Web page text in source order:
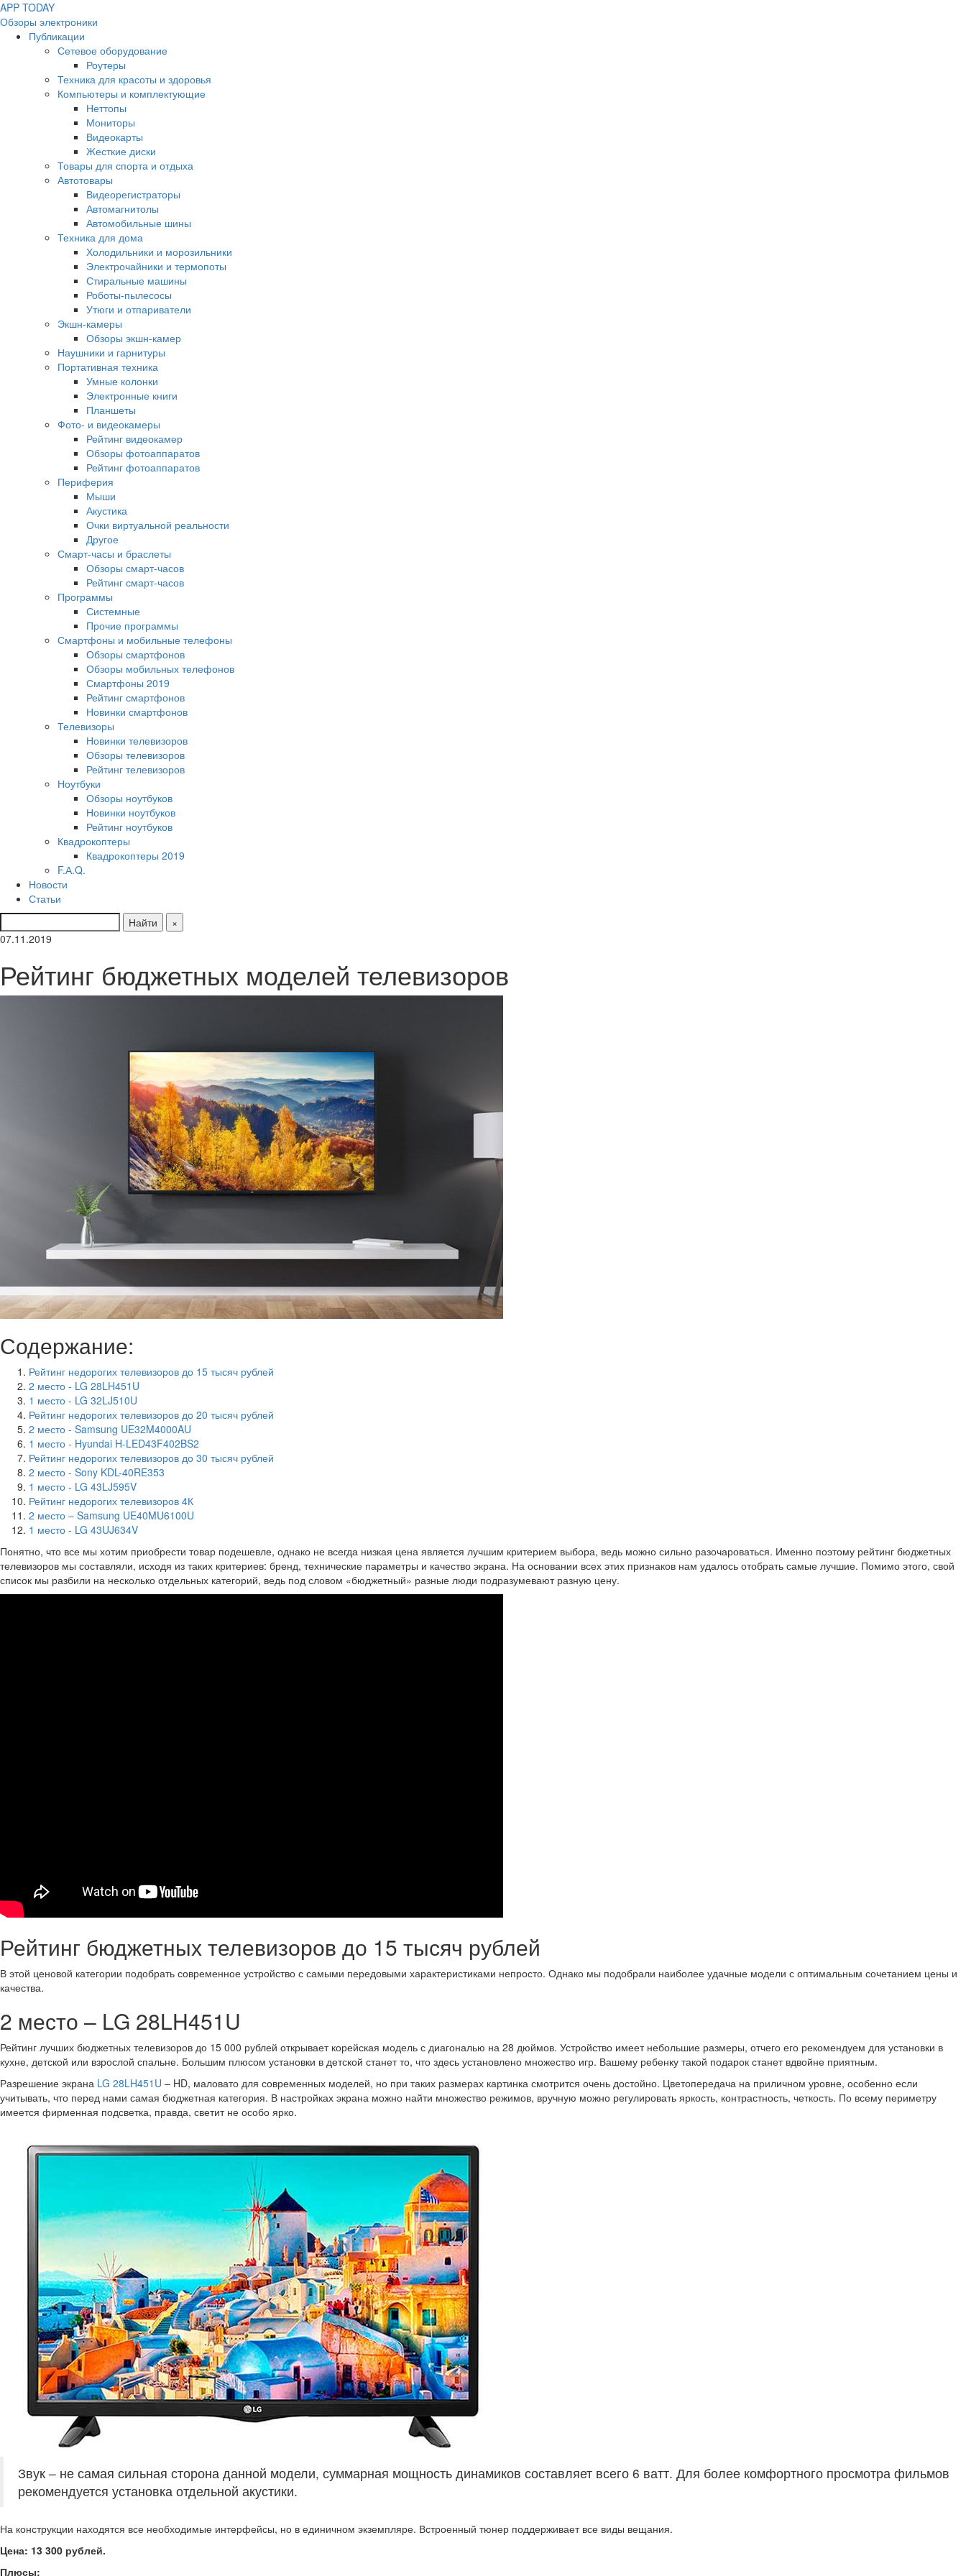
APP TODAY
Обзоры электроники
Публикации
Сетевое оборудование
Роутеры
Техника для красоты и здоровья
Компьютеры и комплектующие
Неттопы
Мониторы
Видеокарты
Жесткие диски
Товары для спорта и отдыха
Автотовары
Видеорегистраторы
Автомагнитолы
Автомобильные шины
Техника для дома
Холодильники и морозильники
Электрочайники и термопоты
Стиральные машины
Роботы-пылесосы
Утюги и отпариватели
Экшн-камеры
Обзоры экшн-камер
Наушники и гарнитуры
Портативная техника
Умные колонки
Электронные книги
Планшеты
Фото- и видеокамеры
Рейтинг видеокамер
Обзоры фотоаппаратов
Рейтинг фотоаппаратов
Периферия
Мыши
Акустика
Очки виртуальной реальности
Другое
Смарт-часы и браслеты
Обзоры смарт-часов
Рейтинг смарт-часов
Программы
Системные
Прочие программы
Смартфоны и мобильные телефоны
Обзоры смартфонов
Обзоры мобильных телефонов
Смартфоны 2019
Рейтинг смартфонов
Новинки смартфонов
Телевизоры
Новинки телевизоров
Обзоры телевизоров
Рейтинг телевизоров
Ноутбуки
Обзоры ноутбуков
Новинки ноутбуков
Рейтинг ноутбуков
Квадрокоптеры
Квадрокоптеры 2019
F.А.Q.
Новости
Статьи
Найти
×
07.11.2019
Рейтинг бюджетных моделей телевизоров
Содержание:
Рейтинг недорогих телевизоров до 15 тысяч рублей
2 место - LG 28LH451U
1 место - LG 32LJ510U
Рейтинг недорогих телевизоров до 20 тысяч рублей
2 место - Samsung UE32M4000AU
1 место - Hyundai H-LED43F402BS2
Рейтинг недорогих телевизоров до 30 тысяч рублей
2 место - Sony KDL-40RE353
1 место - LG 43LJ595V
Рейтинг недорогих телевизоров 4К
2 место – Samsung UE40MU6100U
1 место - LG 43UJ634V
Понятно, что все мы хотим приобрести товар подешевле, однако не всегда низкая цена является лучшим критерием выбора, ведь можно сильно разочароваться. Именно поэтому рейтинг бюджетных
телевизоров мы составляли, исходя из таких критериев: бренд, технические параметры и качество экрана. На основании всех этих признаков нам удалось отобрать самые лучшие. Помимо этого, свой
список мы разбили на несколько отдельных категорий, ведь под словом «бюджетный» разные люди подразумевают разную цену.
Рейтинг бюджетных телевизоров до 15 тысяч рублей
В этой ценовой категории подобрать современное устройство с самыми передовыми характеристиками непросто. Однако мы подобрали наиболее удачные модели с оптимальным сочетанием цены и
качества.
2 место – LG 28LH451U
Рейтинг лучших бюджетных телевизоров до 15 000 рублей открывает корейская модель с диагональю на 28 дюймов. Устройство имеет небольшие размеры, отчего его рекомендуем для установки в
кухне, детской или взрослой спальне. Большим плюсом установки в детской станет то, что здесь установлено множество игр. Вашему ребенку такой подарок станет вдвойне приятным.
Разрешение экрана LG 28LH451U – HD, маловато для современных моделей, но при таких размерах картинка смотрится очень достойно. Цветопередача на приличном уровне, особенно если
учитывать, что перед нами самая бюджетная категория. В настройках экрана можно найти множество режимов, вручную можно регулировать яркость, контрастность, четкость. По всему периметру
имеется фирменная подсветка, правда, светит не особо ярко.
Звук – не самая сильная сторона данной модели, суммарная мощность динамиков составляет всего 6 ватт. Для более комфортного просмотра фильмов
рекомендуется установка отдельной акустики.
На конструкции находятся все необходимые интерфейсы, но в единичном экземпляре. Встроенный тюнер поддерживает все виды вещания.
Цена: 13 300 рублей.
Плюсы: